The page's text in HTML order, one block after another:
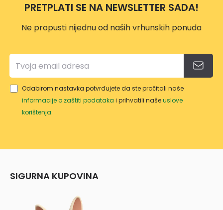
PRETPLATI SE NA NEWSLETTER SADA!
Ne propusti nijednu od naših vrhunskih ponuda
Odabirom nastavka potvrđujete da ste pročitali naše
informacije o zaštiti podataka i prihvatili našeuslove
korištenja.
SIGURNA KUPOVINA